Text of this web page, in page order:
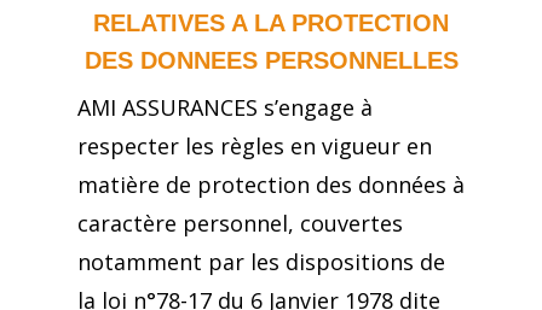
RELATIVES A LA PROTECTION
DES DONNEES PERSONNELLES
AMI ASSURANCES s’engage à
respecter les règles en vigueur en
matière de protection des données à
caractère personnel, couvertes
notamment par les dispositions de
la loi n°78-17 du 6 Janvier 1978 dite